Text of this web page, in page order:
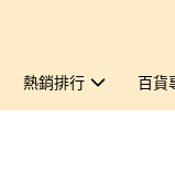
熱銷排行 百貨